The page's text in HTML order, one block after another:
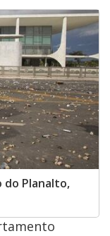
do Planalto,